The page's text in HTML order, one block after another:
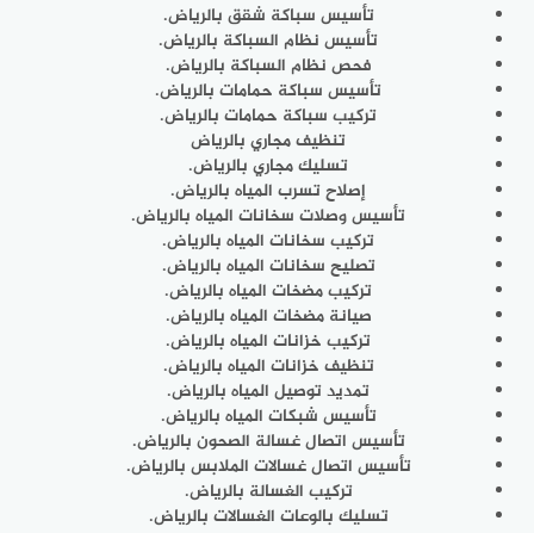
تأسيس سباكة شقق بالرياض.
تأسيس نظام السباكة بالرياض.
فحص نظام السباكة بالرياض.
تأسيس سباكة حمامات بالرياض.
تركيب سباكة حمامات بالرياض.
تنظيف مجاري بالرياض
تسليك مجاري بالرياض.
إصلاح تسرب المياه بالرياض.
تأسيس وصلات سخانات المياه بالرياض.
تركيب سخانات المياه بالرياض.
تصليح سخانات المياه بالرياض.
تركيب مضخات المياه بالرياض.
صيانة مضخات المياه بالرياض.
تركيب خزانات المياه بالرياض.
تنظيف خزانات المياه بالرياض.
تمديد توصيل المياه بالرياض.
تأسيس شبكات المياه بالرياض.
تأسيس اتصال غسالة الصحون بالرياض.
تأسيس اتصال غسالات الملابس بالرياض.
تركيب الغسالة بالرياض.
تسليك بالوعات الغسالات بالرياض.